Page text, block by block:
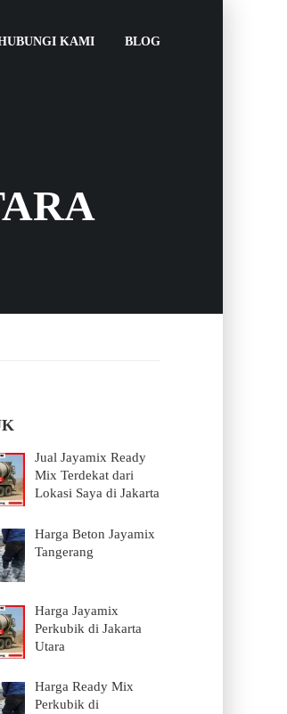
KAMI BLOG
Jual Jayamix Ready
Mix Terdekat dari
Lokasi Saya di Jakarta
Harga Beton Jayamix
Tangerang
Harga Jayamix
Perkubik di Jakarta
Utara
Harga Ready Mix
Perkubik di